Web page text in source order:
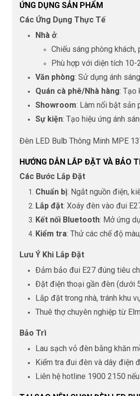
ỨNG DỤNG SẢN PHẨM
Các Ứng Dụng Thực Tế
Nhà ở:
Chiếu sáng phòng
Phù hợp với diện tích 10-
Văn phòng: Sử dụng ánh
Quán cà phê/Nhà hàng: Tạo
Showroom: Làm nổi bật sản
Sự kiện: Tạo hiệu ứng ánh
Đèn LED Bulb Thông Minh MPE
HƯỚNG DẪN LẮP ĐẶT VÀ BẢO
Các Bước Lắp Đặt
Chuẩn bị: Ngắt nguồn điện,
Lắp đặt: Xoáy đèn vào đui
Kết nối Bluetooth: Mở ứng
Kiểm tra: Thử các chế độ
Lưu Ý Khi Lắp Đặt
Đảm bảo đui E27 đúng tiêu
Đặt điện thoại gần đèn (dưới
Lắp đặt trong nhà, tránh khu
Thuê thợ chuyên nghiệp từ
Bảo Trì
Lau sạch vỏ đèn bằng khăn
Kiểm tra đui đèn và dây điện
Liên hệ hotline 1900 2150